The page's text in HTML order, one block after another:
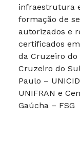
infraestrutura
formação de
autorizados e
certificados
da Cruzeiro do
Cruzeiro do
Paulo –
UNIFRAN e
Gaúcha – FSG